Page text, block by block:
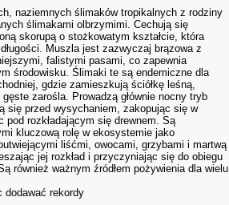
naziemnych ślimaków tropikalnych z rodziny
ślimakami olbrzymimi. Cechują się
skorupą o stożkowatym kształcie, która
Muszla jest zazwyczaj brązowa z
falistymi pasami, co zapewnia
środowisku. Ślimaki te są endemiczne dla
gdzie zamieszkują ściółkę leśną,
zarośla. Prowadzą głównie nocny tryb
się przed wysychaniem, zakopując się w
pod rozkładającym się drewnem. Są
kluczową rolę w ekosystemie jako
liśćmi, owocami, grzybami i martwą
jej rozkład i przyczyniając się do obiegu
również ważnym źródłem pożywienia dla wielu
dodawać rekordy